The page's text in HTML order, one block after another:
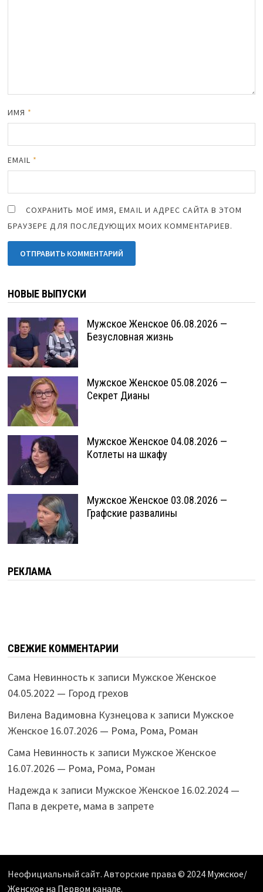
ИМЯ *
EMAIL *
СОХРАНИТЬ МОЁ ИМЯ, EMAIL И АДРЕС САЙТА В ЭТОМ
БРАУЗЕРЕ ДЛЯ ПОСЛЕДУЮЩИХ МОИХ КОММЕНТАРИЕВ.
НОВЫЕ ВЫПУСКИ
Мужское Женское 06.08.2026 —
Безусловная жизнь
Мужское Женское 05.08.2026 —
Секрет Дианы
Мужское Женское 04.08.2026 —
Котлеты на шкафу
Мужское Женское 03.08.2026 —
Графские развалины
РЕКЛАМА
СВЕЖИЕ КОММЕНТАРИИ
Сама Невинностьк записи Мужское Женское
04.05.2022 — Город грехов
Вилена Вадимовна Кузнецова к записи Мужское
Женское 16.07.2026 — Рома, Рома, Роман
Сама Невинностьк записи Мужское Женское
16.07.2026 — Рома, Рома, Роман
Надежда к записи Мужское Женское 16.02.2024 —
Папа в декрете, мама в запрете
Неофициальный сайт. Авторские права © 2024 Мужское/
Женское на Первом канале.